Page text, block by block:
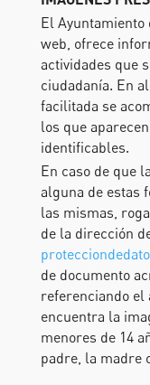
El Ayuntamiento
web, ofrece
actividades que
ciudadanía. En
facilitada se
los que
identificables.
En caso de que
alguna de estas
las mismas,
de la dirección
de documento
referenciando el
encuentra la
menores de 14
padre, la madre